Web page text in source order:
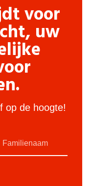
voor
uw
op de hoogte!